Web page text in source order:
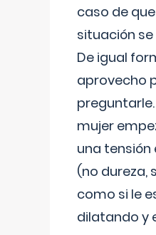
caso de
situación
De igual
aprovecho
mujer
una tensión
(no dureza,
como si le
dilatando y